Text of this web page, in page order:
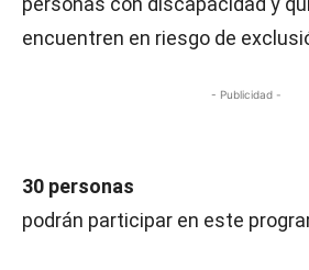
encuentren en riesgo de
- Publicidad -
30 personas
podrán participar en este